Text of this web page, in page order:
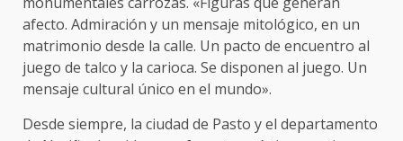
afecto. Admiración y un mensaje mitológico, en un
matrimonio desde la calle. Un pacto de encuentro al
juego de talco y la carioca. Se disponen al juego. Un
mensaje cultural único en el mundo».
Desde siempre, la ciudad de Pasto y el departamento